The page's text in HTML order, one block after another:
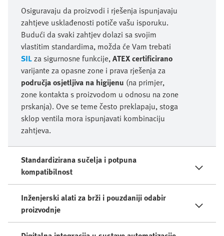
Osiguravaju da proizvodi i rješenja ispunjavaju
zahtjeve usklađenosti potiče vašu isporuku.
Budući da svaki zahtjev dolazi sa svojim
vlastitim standardima, možda će Vam trebati
SILza sigurnosne funkcije,ATEX certificirano
varijante za opasne zone i prava rješenja za
područja osjetljiva na higijenu (na primjer,
zone kontakta s proizvodom u odnosu na zone
prskanja). Ove se teme često preklapaju, stoga
sklop ventila mora ispunjavati kombinaciju
zahtjeva.
Standardizirana sučelja i potpuna
kompatibilnost
Inženjerski alati za brži i pouzdaniji odabir
proizvodnje